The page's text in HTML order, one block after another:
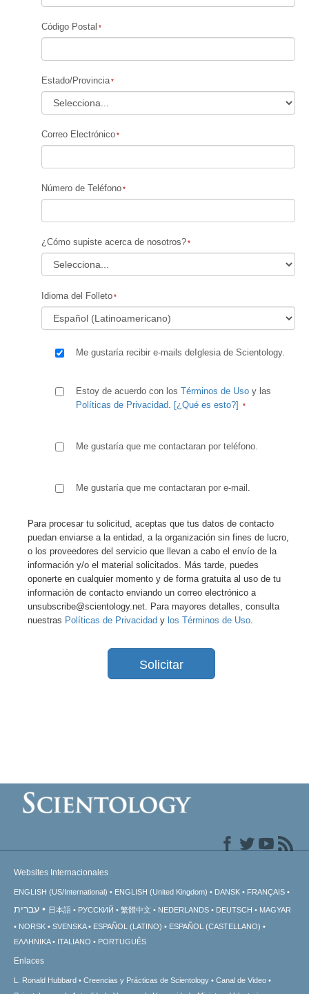
Código Postal
Estado/Provincia
Correo Electrónico
Número de Teléfono
¿Cómo supiste acerca de nosotros?
Idioma del Folleto
Me gustaría recibir e-mails deIglesia de Scientology.
Estoy de acuerdo con los Términos de Uso y las
Políticas de Privacidad. [¿Qué es esto?]
Me gustaría que me contactaran por teléfono.
Me gustaría que me contactaran por e-mail.
Para procesar tu solicitud, aceptas que tus datos de contacto
puedan enviarse a la entidad, a la organización sin fines de lucro,
o los proveedores del servicio que llevan a cabo el envío de la
información y/o el material solicitados. Más tarde, puedes
oponerte en cualquier momento y de forma gratuita al uso de tu
información de contacto enviando un correo electrónico a
unsubscribe@scientology.net. Para mayores detalles, consulta
nuestras Políticas de Privacidad y los Términos de Uso.
Solicitar
Websites Internacionales
ENGLISH (US/International) ENGLISH (United Kingdom) DANSK FRANÇAIS
עברית 日本語 РУССКИЙ 繁體中文 NEDERLANDS DEUTSCH
MAGYAR
NORSK
SVENSKA ESPAÑOL (LATINO)
ESPAÑOL (CASTELLANO)
ΕΛΛΗΝΙΚA
ITALIANO PORTUGUÊS
Enlaces
L. Ronald Hubbard Creencias y Prácticas de Scientology
Canal de Video